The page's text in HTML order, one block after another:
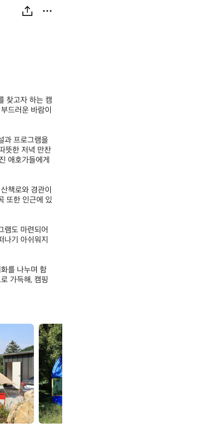
찾고자 하는 캠
드러운 바람이
과 프로그램을
뜻한 저녁 만찬
애호가들에게
책로와 경관이
또한 인근에 있
램도 마련되어
기 아쉬워지
를 나누며 함
가득해, 캠핑
모
짜
르
트